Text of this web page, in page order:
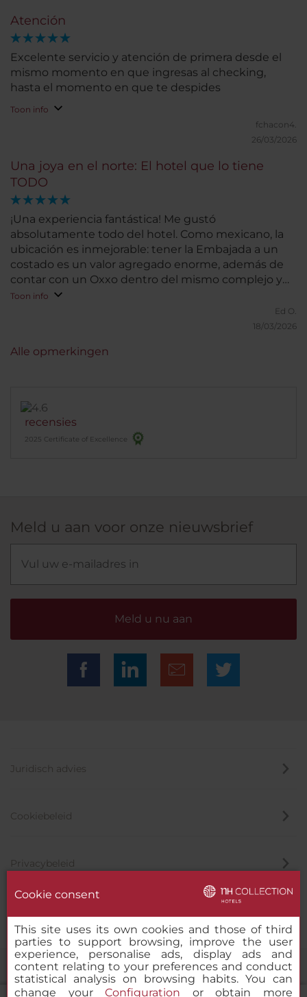
Atención
Excelente servicio y atención de primera desde el
mismo momento en que ingresas al checking,
hasta el momento en que te despides
Toon info
fchacon4.
26/03/2026
Una joya en el norte: El hotel que lo tiene
TODO
¡Una experiencia fantástica! Me gustó
absolutamente todo del hotel. Como mexicano, la
ubicación es inmejorable: tener la Embajada a un
costado es un valor agregado enorme, además de
contar con un Oxxo dentro del mismo complejo y
una plaza comercial justo al lado para surtirse de lo
jacuzzi, piscina y un gym muy completo. La comida
del personal, siempre amables y dispuestos a
Toon info
Ed O.
18/03/2026
recensies
2025 Certificate of Excellence
Alle opmerkingen
Meld u aan voor onze nieuwsbrief
Meld u nu aan
Juridisch advies
Cookiebeleid
Privacybeleid
Cookie consent
This site uses its own cookies and those of third
parties to support browsing, improve the user
experience, personalise ads, display ads and
content relating to your preferences and conduct
statistical analysis on browsing habits. You can
change yourConfiguration or obtain more